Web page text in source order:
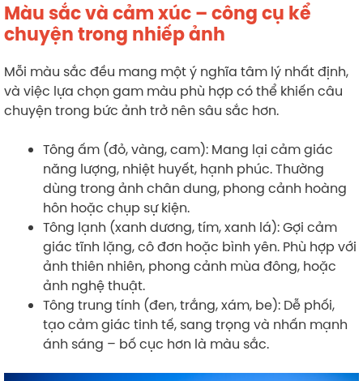
Màu sắc và cảm xúc – công cụ kể
chuyện trong nhiếp ảnh
Mỗi màu sắc đều mang một ý nghĩa tâm lý nhất định,
và việc lựa chọn gam màu phù hợp có thể khiến câu
chuyện trong bức ảnh trở nên sâu sắc hơn.
Tông ấm (đỏ, vàng, cam): Mang lại cảm giác
năng lượng, nhiệt huyết, hạnh phúc. Thường
dùng trong ảnh chân dung, phong cảnh hoàng
hôn hoặc chụp sự kiện.
Tông lạnh (xanh dương, tím, xanh lá): Gợi cảm
giác tĩnh lặng, cô đơn hoặc bình yên. Phù hợp với
ảnh thiên nhiên, phong cảnh mùa đông, hoặc
ảnh nghệ thuật.
Tông trung tính (đen, trắng, xám, be): Dễ phối,
tạo cảm giác tinh tế, sang trọng và nhấn mạnh
ánh sáng – bố cục hơn là màu sắc.